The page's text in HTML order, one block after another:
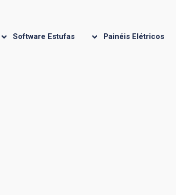
Software Estufas Painéis Elétricos